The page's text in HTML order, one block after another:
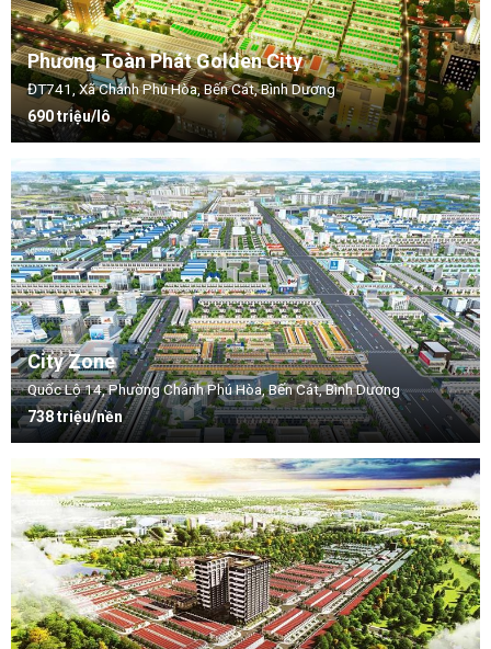
Phương Toàn Phát Golden City
ĐT741, Xã Chánh Phú Hòa, Bến Cát, Bình Dương
690 triệu/lô
City Zone
Quốc Lộ 14, Phường Chánh Phú Hòa, Bến Cát, Bình Dương
738 triệu/nền